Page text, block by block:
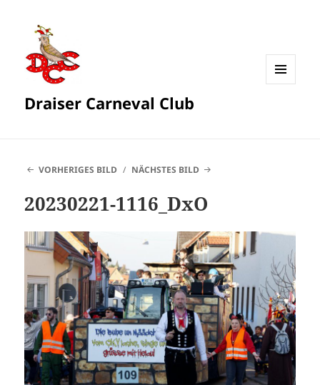
Draiser Carneval Club
VORHERIGES BILD NÄCHSTES BILD
20230221-1116_DxO